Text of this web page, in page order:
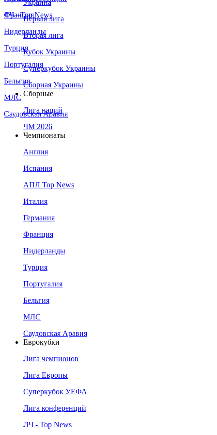
Франция
Нидерланды
Турция
Португалия
Бельгия
МЛС
Саудовская Аравия
ЛЧ - Top News
Украина
Первая лига
Вторая лига
Кубок Украины
Суперкубок Украины
Сборная Украины
Сборные
Лига наций
ЧМ 2026
Чемпионаты
Англия
Испания
АПЛ Top News
Италия
Германия
Франция
Нидерланды
Турция
Португалия
Бельгия
МЛС
Саудовская Аравия
Еврокубки
Лига чемпионов
Лига Европы
Суперкубок УЕФА
Лига конференций
ЛЧ - Top News